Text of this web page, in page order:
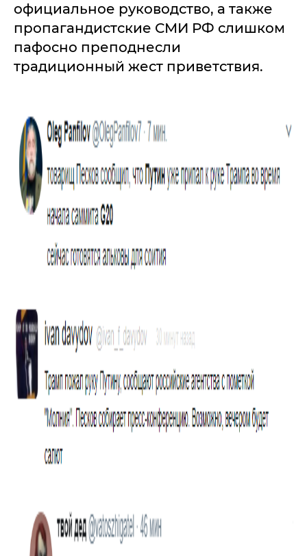
официальное руководство, а также
пропагандистские СМИ РФ слишком
пафосно преподнесли
традиционный жест приветствия.